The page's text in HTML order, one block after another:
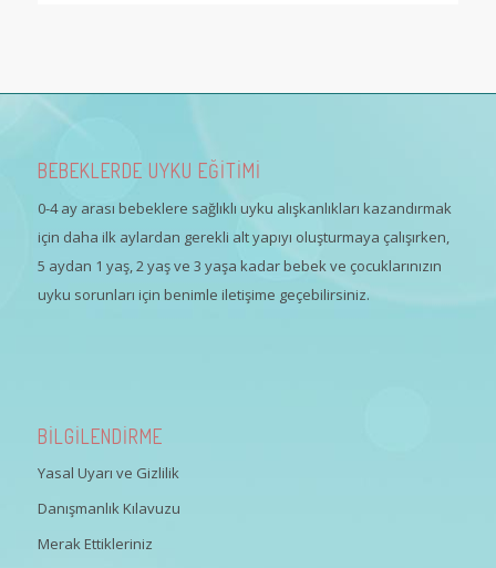
BEBEKLERDE UYKU EĞİTİMİ
0-4 ay arası bebeklere sağlıklı uyku alışkanlıkları kazandırmak
için daha ilk aylardan gerekli alt yapıyı oluşturmaya çalışırken,
5 aydan 1 yaş, 2 yaş ve 3 yaşa kadar bebek ve çocuklarınızın
uyku sorunları için benimle iletişime geçebilirsiniz.
BİLGİLENDİRME
Yasal Uyarı ve Gizlilik
Danışmanlık Kılavuzu
Merak Ettikleriniz